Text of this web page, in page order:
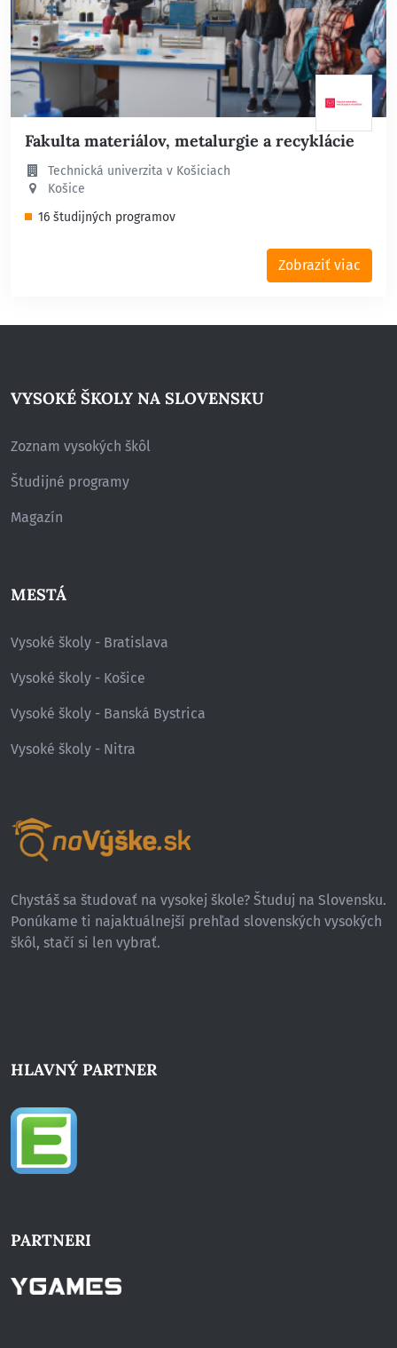
Fakulta materiálov, metalurgie a recyklácie
Technická univerzita v Košiciach
Košice
16 študijných programov
Zobraziť viac
VYSOKÉ ŠKOLY NA SLOVENSKU
Zoznam vysokých škôl
Študijné programy
Magazín
MESTÁ
Vysoké školy - Bratislava
Vysoké školy - Košice
Vysoké školy - Banská Bystrica
Vysoké školy - Nitra
Chystáš sa študovať na vysokej škole? Študuj na Slovensku.
Ponúkame ti najaktuálnejší prehľad slovenských vysokých
škôl, stačí si len vybrať.
HLAVNÝ PARTNER
PARTNERI